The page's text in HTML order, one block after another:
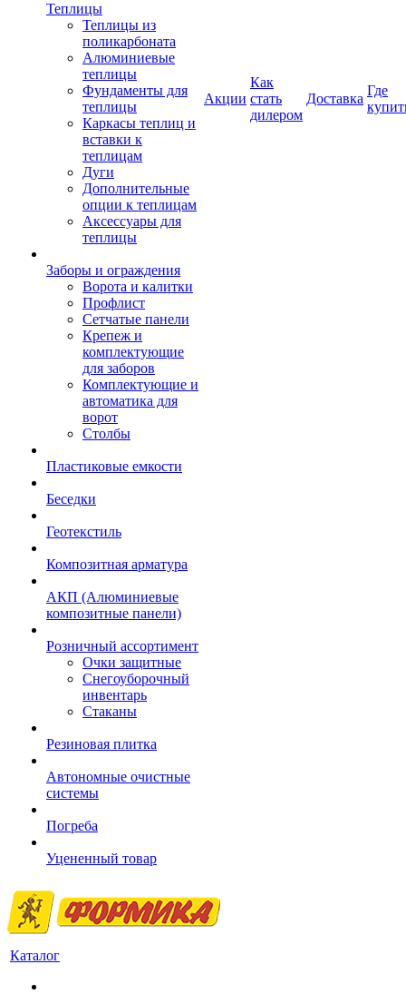
Теплицы
Теплицы из
поликарбоната
Алюминиевые
теплицы
Фундаменты для
теплицы
Каркасы теплиц и
вставки к
теплицам
Дуги
Дополнительные
опции к теплицам
Аксессуары для
теплицы
Заборы и ограждения
Ворота и калитки
Профлист
Сетчатые панели
Крепеж и
комплектующие
для заборов
Комплектующие и
автоматика для
ворот
Столбы
Пластиковые емкости
Беседки
Геотекстиль
Композитная арматура
АКП (Алюминиевые
композитные панели)
Розничный ассортимент
Очки защитные
Снегоуборочный
инвентарь
Стаканы
Резиновая плитка
Автономные очистные
системы
Погреба
Уцененный товар
Акции
Как
стать
дилером
Доставка
Где
Каталог